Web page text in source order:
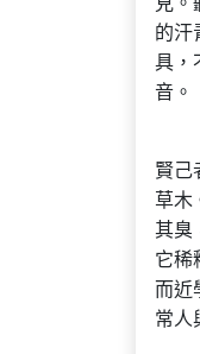
的汗
具，
音。
賢己
草木
其臭
它稀
而近
常人